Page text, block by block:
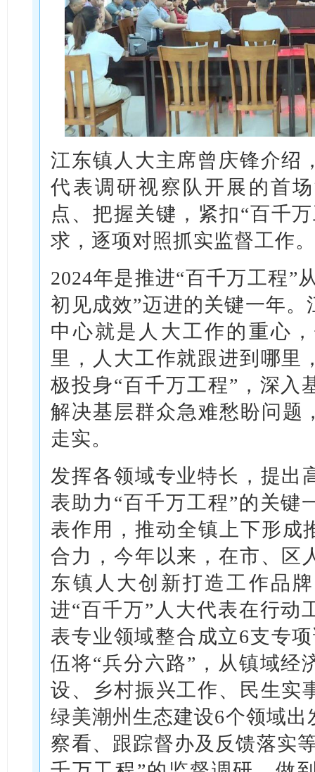
江东镇人大主席曾庆锋介绍
代表调研视察队开展的首
点、把握关键，紧扣“百千
求，逐项对照抓实监督工作
2024年是推进“百千万工程”
初见成效”迈进的关键一年
中心就是人大工作的重心
里，人大工作就跟进到哪里
极投身“百千万工程”，深入
解决基层群众急难愁盼问题
走实。
发挥各领域专业特长，提出
表助力“百千万工程”的关键
表作用，推动全镇上下形成
合力，今年以来，在市、区
东镇人大创新打造工作品
进“百千万”人大代表在行动
表专业领域整合成立6支专
伍将“兵分六路”，从镇域经
设、乡村振兴工作、民生实
绿美潮州生态建设6个领域
察看、跟踪督办及反馈落实